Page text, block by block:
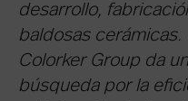
desarrollo,
baldosas
Colorker Group da
búsqueda por la